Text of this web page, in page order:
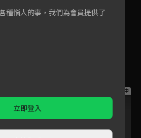
跟播中
種惱人的事，我們為會員提供了
立即登入